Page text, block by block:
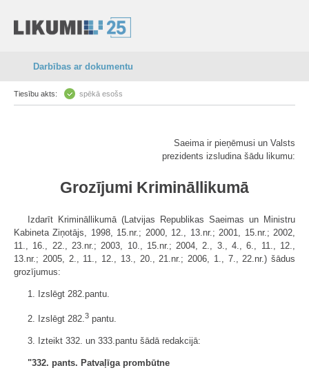
Darbības ar dokumentu
Tiesību akts: spēkā esošs
Saeima ir pieņēmusi un Valsts
prezidents izsludina šādu likumu:
Grozījumi Krimināllikumā
Izdarīt Krimināllikumā (Latvijas Republikas Saeimas un Ministru
Kabineta Ziņotājs, 1998, 15.nr.; 2000, 12., 13.nr.; 2001, 15.nr.; 2002,
11., 16., 22., 23.nr.; 2003, 10., 15.nr.; 2004, 2., 3., 4., 6., 11., 12.,
13.nr.; 2005, 2., 11., 12., 13., 20., 21.nr.; 2006, 1., 7., 22.nr.) šādus
grozījumus:
1. Izslēgt 282.pantu.
2. Izslēgt 282.3 pantu.
3. Izteikt 332. un 333.pantu šādā redakcijā:
"332. pants. Patvaļīga prombūtne